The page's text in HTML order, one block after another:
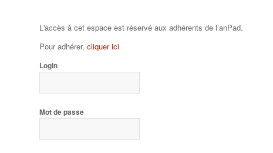
L'accès à cet espace est réservé aux adhérents de l’anPad.
Pour adhérer, cliquer ici
Login
Mot de passe